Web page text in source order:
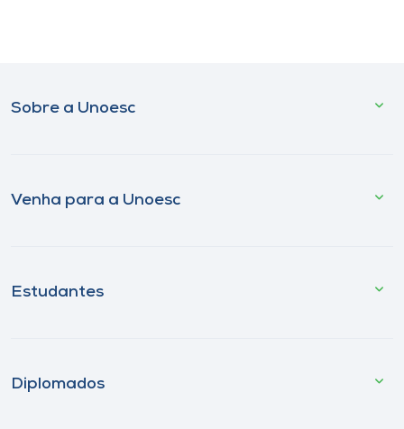
Sobre a Unoesc
Venha para a Unoesc
Estudantes
Diplomados